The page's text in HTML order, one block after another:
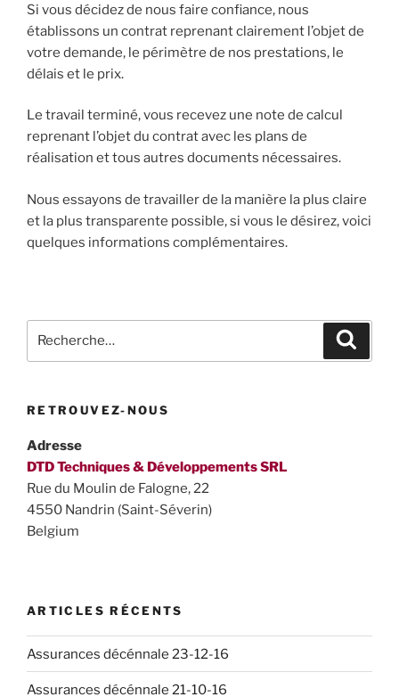
Si vous décidez de nous faire confiance, nous
établissons un contrat reprenant clairement l’objet de
votre demande, le périmètre de nos prestations, le
délais et le prix.
Le travail terminé, vous recevez une note de calcul
reprenant l’objet du contrat avec les plans de
réalisation et tous autres documents nécessaires.
Nous essayons de travailler de la manière la plus claire
et la plus transparente possible, si vous le désirez, voici
quelques informations complémentaires.
pour
RETROUVEZ-NOUS
Adresse
DTD Techniques & Développements SRL
Rue du Moulin de Falogne, 22
4550 Nandrin (Saint-Séverin)
Belgium
ARTICLES RÉCENTS
Assurances décénnale 23-12-16
Assurances décénnale 21-10-16